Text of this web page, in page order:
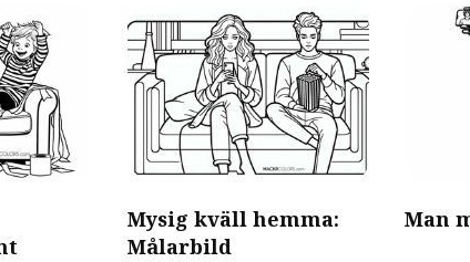
Mysig kväll hemma:
Målarbild
Man